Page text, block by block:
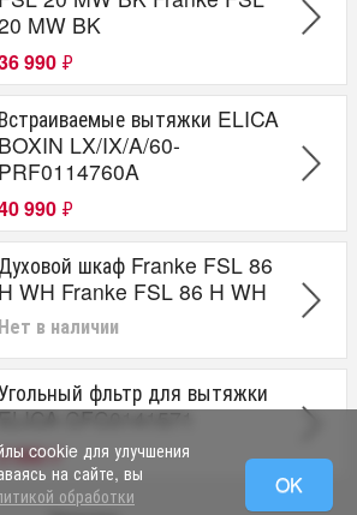
MW BK
990 ₽
Встраиваемые вытяжки ELICA
BOXIN LX/IX/A/60-
PRF0114760A
990 ₽
Духовой шкаф Franke FSL 86
H WH Franke FSL 86 H WH
Нет в наличии
фльтр для вытяжки
CFC0141571
090₽
cookie для улучшения
на сайте, вы
обработки
OK